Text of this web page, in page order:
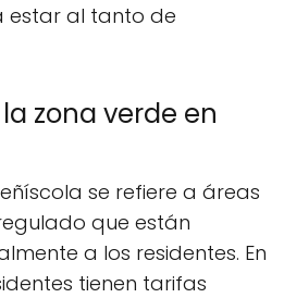
estar al tanto de
zona verde en
se refiere a áreas
que están
a los residentes. En
tienen tarifas